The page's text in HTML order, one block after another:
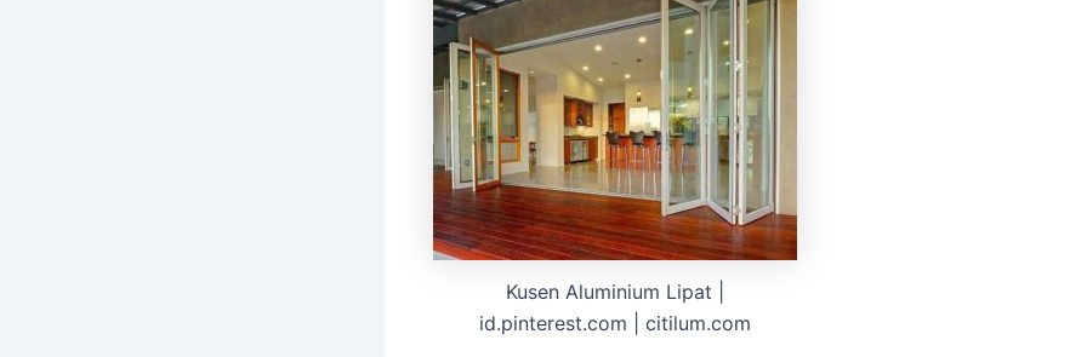
Kusen Aluminium Lipat |
id.pinterest.com | citilum.com